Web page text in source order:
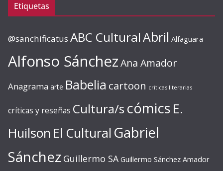
Etiquetas
@sanchificatus ABC CulturalAbril Alfaguara
Alfonso SánchezAna Amador
Anagrama arte Babelia cartoon críticas literarias
críticas y reseñas Cultura/s cómics E.
Huilson El Cultural Gabriel
Sánchez Guillermo SA Guillermo Sánchez Amador